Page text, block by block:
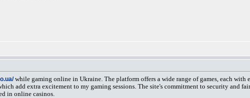
while gaming online in Ukraine. The platform offers a wide range of games, each with
add extra excitement to my gaming sessions. The site's commitment to security and
in online casinos.